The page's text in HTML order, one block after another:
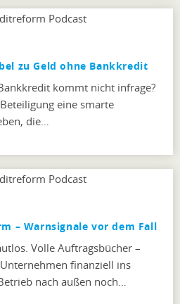
zu Geld ohne Bankkredit
kommt nicht infrage?
eine smarte
die…
– Warnsignale vor dem Fall
Volle Auftragsbücher –
finanziell ins
nach außen noch…